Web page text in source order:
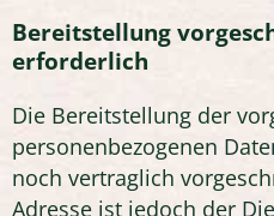
Bereitstellung
erforderlich
Die Bereitstellung der
personenbezogenen
noch vertraglich
Adresse ist jedoch der